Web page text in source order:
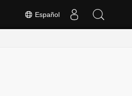
Español